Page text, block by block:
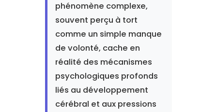
phénomène complexe,
souvent perçu à tort
comme un simple manque
de volonté, cache en
réalité des mécanismes
psychologiques profonds
liés au développement
cérébral et aux pressions